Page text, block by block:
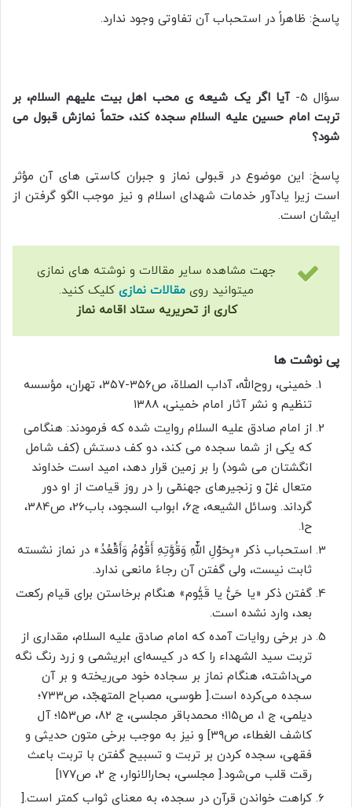
پاسخ: ظاهراً در استحباب آن تفاوتی وجود ندارد.
سؤال 5-
آیا اگر یک شیعه ی محب اهل بیت علیهم السلام، بر
تربت امام حسین علیه السلام سجده کند، حتماً نمازش قبول می
شود؟
پاسخ: این موضوع در قبولی نماز و جبران کاستی های آن مؤثر
است زیرا یادآور خدمات شهدای اسلام و نیز موجب الگو گرفتن از
ایشان است.
جهت مشاهده سایر مقالات و نوشته های نمازی
میتوانید روی مقالات نمازی کلیک کنید.
کاری از تحریریه ستاد اقامه نماز
پی نوشت ها
خمینی، روح‌الله، آداب الصلاة، ص۳۵۶-۳۵۷، تهران، مؤسسه
تنظیم و نشر آثار امام خمینی، ۱۳۸۸
از امام صادق علیه السلام روایت شده که فرمودند: هنگامی
که یکی از شما سجده می کند، دو کف دستش (کف شامل
انگشتان می شود) را بر زمین قرار دهد، امید است خداوند
متعال غلّ و زنجیرهای جهنمّی را در روز قیامت از او دور
گرداند. وسائل الشیعه، ج6، ابواب السجود، باب26، ص384،
ح1.
استحباب ذکر «بِحَوْلِ اللّهِ وَقُوَّتِهِ أَقُوْمُ وَأَقْعُدُ» در نماز نشسته
ثابت نیست، ولی گفتن آن رجاءً مانعی ندارد.
گفتن ذکر «یا حَیُّ یا قَیُّوم» هنگام برخاستن برای قیام رکعت
بعد، وارد نشده است.
در برخی روایات آمده که امام صادق علیه السلام، مقداری از
تربت سید الشهداء را که در کیسه‌ای ابریشمی و زرد رنگ نگه
می‌داشته، هنگام نماز بر سجاده خود می‌ریخته و بر آن
سجده می‌کرده است.[ طوسی، مصباح المتهجّد، ص۷۳۳؛
دیلمی، ج ۱، ص۱۱۵؛ محمدباقر مجلسی، ج ۸۲، ص۱۵۳؛ آل
کاشف الغطاء، ص۳۹] و نیز به موجب برخی متون حدیثی و
فقهی، سجده کردن بر تربت و تسبیح گفتن با تربت باعث
رقت قلب می‌شود.[ مجلسی، بحارالانوار، ج ۲، ص۱۷۷]
کراهت خواندن قرآن در سجده، به معنای ثواب کمتر است.[